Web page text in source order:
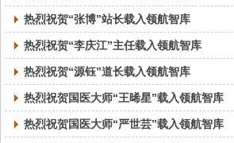
热烈祝贺“张博”站长载入领航智库
热烈祝贺“李庆江”主任载入领航智库
热烈祝贺“源钰”道长载入领航智库
热烈祝贺国医大师“王晞星”载入领航智库
热烈祝贺国医大师“严世芸”载入领航智库